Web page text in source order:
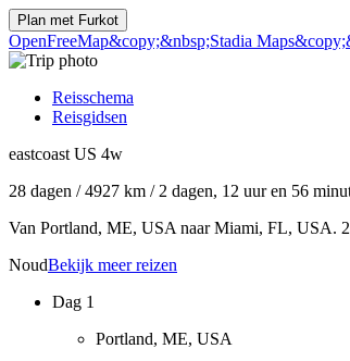
Plan met Furkot
OpenFreeMap&copy;&nbsp;Stadia Maps
Reisschema
Reisgidsen
eastcoast US 4w
28 dagen /4927 km / 2 dagen, 12 uur en 56
Van Portland, ME, USA naar Miami, FL, USA.
NoudBekijk meer reizen
Dag 1
Portland, ME, USA